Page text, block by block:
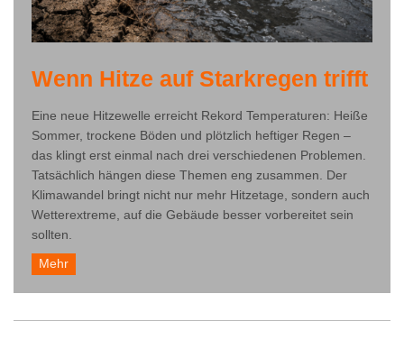
Wenn Hitze auf Starkregen trifft
Eine neue Hitzewelle erreicht Rekord Temperaturen: Heiße
Sommer, trockene Böden und plötzlich heftiger Regen –
das klingt erst einmal nach drei verschiedenen Problemen.
Tatsächlich hängen diese Themen eng zusammen. Der
Klimawandel bringt nicht nur mehr Hitzetage, sondern auch
Wetterextreme, auf die Gebäude besser vorbereitet sein
sollten.
Mehr